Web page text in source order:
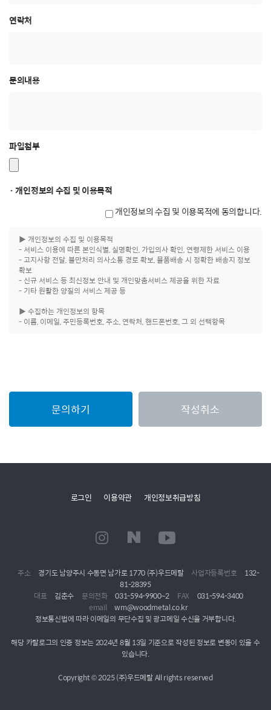
연락처
문의내용
파일첨부
· 개인정보의 수집 및 이용목적
개인정보의 수집 및 이용목적에 동의합니다.
문의하기 작성취소
로그인 이용약관 개인정보취급방침
주소 경기도 남양주시 수동면 남가로 1770 (주)우드메탈 사업자등록번호
132-
81-28395
대표
김춘수 문의전화 031-594-9900~2 FAX
031-594-3400
email
wm@woodmetal.co.kr
정보통신법에 따라 이메일의 무단수집 및 광고메일 수신을 거부합니다.
해당 카탈로그의 인증 정보는 2024년 8월 13일 기준으로 작성된 정보로 변동이 있을 수
있습니다.
Copyright © 2025 (주)우드메탈 All rights reserved